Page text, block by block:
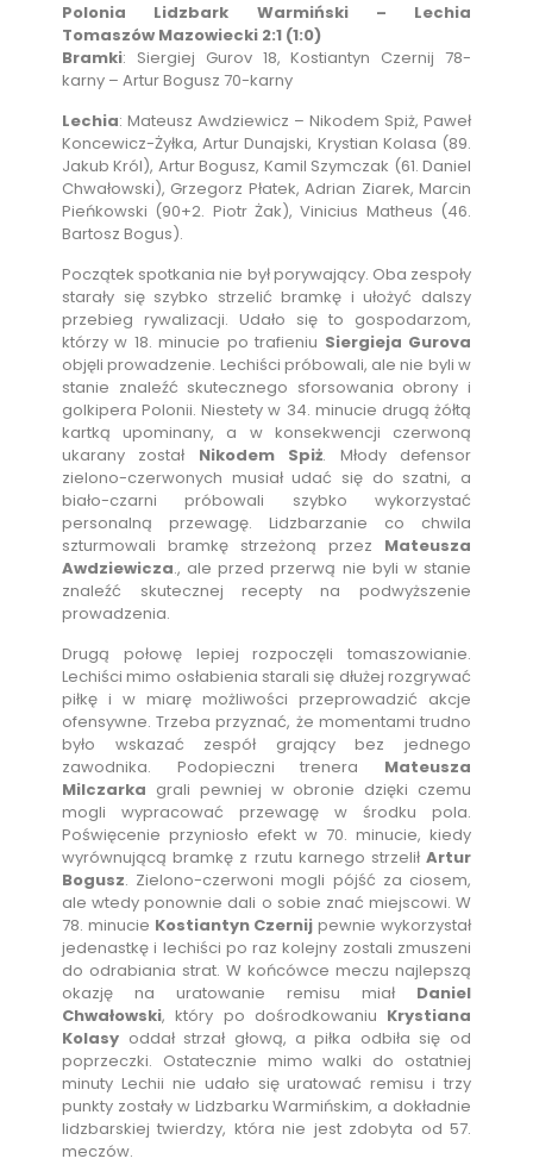
Polonia Lidzbark Warmiński – Lechia
Tomaszów Mazowiecki 2:1 (1:0)
Bramki: Siergiej Gurov 18, Kostiantyn Czernij 78-
karny – Artur Bogusz 70-karny
Lechia: Mateusz Awdziewicz – Nikodem Spiż, Paweł
Koncewicz-Żyłka, Artur Dunajski, Krystian Kolasa (89.
Jakub Król), Artur Bogusz, Kamil Szymczak (61. Daniel
Chwałowski), Grzegorz Płatek, Adrian Ziarek, Marcin
Pieńkowski (90+2. Piotr Żak), Vinicius Matheus (46.
Bartosz Bogus).
Początek spotkania nie był porywający. Oba zespoły
starały się szybko strzelić bramkę i ułożyć dalszy
przebieg rywalizacji. Udało się to gospodarzom,
którzy w 18. minucie po trafieniu Siergieja Gurova
objęli prowadzenie. Lechiści próbowali, ale nie byli w
stanie znaleźć skutecznego sforsowania obrony i
golkipera Polonii. Niestety w 34. minucie drugą żółtą
kartką upominany, a w konsekwencji czerwoną
ukarany został Nikodem Spiż. Młody defensor
zielono-czerwonych musiał udać się do szatni, a
biało-czarni próbowali szybko wykorzystać
personalną przewagę. Lidzbarzanie co chwila
szturmowali bramkę strzeżoną przez Mateusza
Awdziewicza., ale przed przerwą nie byli w stanie
znaleźć skutecznej recepty na podwyższenie
prowadzenia.
Drugą połowę lepiej rozpoczęli tomaszowianie.
Lechiści mimo osłabienia starali się dłużej rozgrywać
piłkę i w miarę możliwości przeprowadzić akcje
ofensywne. Trzeba przyznać, że momentami trudno
było wskazać zespół grający bez jednego
zawodnika. Podopieczni trenera Mateusza
Milczarka grali pewniej w obronie dzięki czemu
mogli wypracować przewagę w środku pola.
Poświęcenie przyniosło efekt w 70. minucie, kiedy
wyrównującą bramkę z rzutu karnego strzelił Artur
Bogusz. Zielono-czerwoni mogli pójść za ciosem,
ale wtedy ponownie dali o sobie znać miejscowi. W
78. minucie Kostiantyn Czernij pewnie wykorzystał
jedenastkę i lechiści po raz kolejny zostali zmuszeni
do odrabiania strat. W końcówce meczu najlepszą
okazję na uratowanie remisu miał Daniel
Chwałowski, który po dośrodkowaniu Krystiana
Kolasy oddał strzał głową, a piłka odbiła się od
poprzeczki. Ostatecznie mimo walki do ostatniej
minuty Lechii nie udało się uratować remisu i trzy
punkty zostały w Lidzbarku Warmińskim, a dokładnie
lidzbarskiej twierdzy, która nie jest zdobyta od 57.
meczów.